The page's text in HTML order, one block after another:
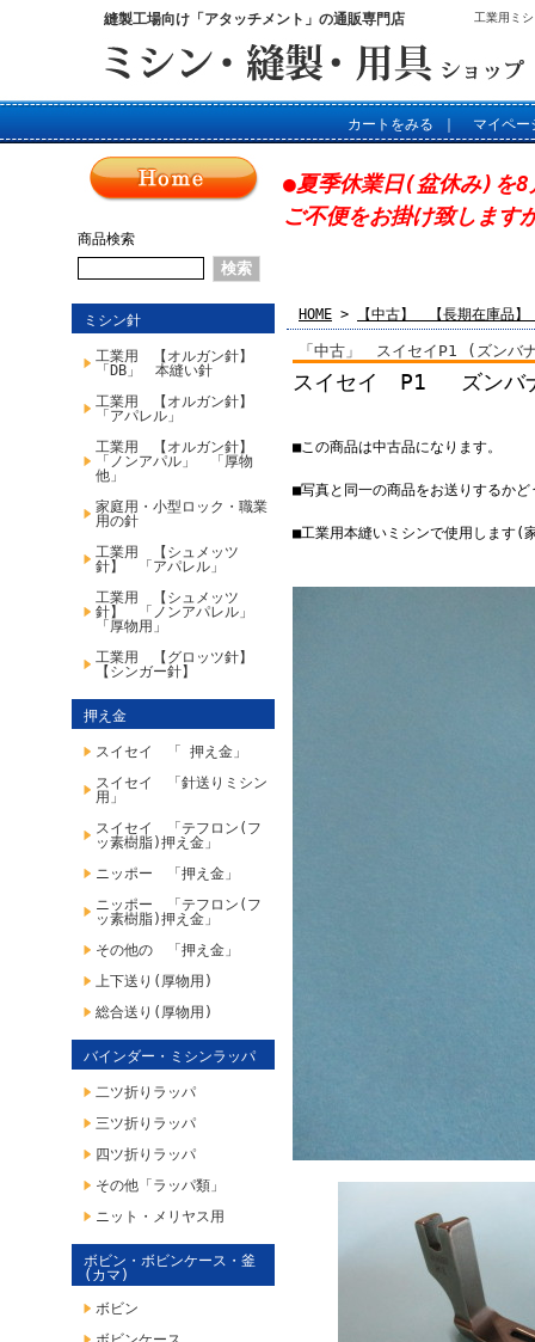
縫製工場向け「アタッチメント」の通販専門店 工業用ミ
カートをみる マイペー
商品検索
ミシン針
工業用 【オルガン針】
「DB」 本縫い針
工業用 【オルガン針】
「アパレル」
工業用 【オルガン針】
「ノンアパル」 「厚物
他」
家庭用・小型ロック・職業
用の針
工業用 【シュメッツ
針】 「アパレル」
工業用 【シュメッツ
針】 「ノンアパレル」
「厚物用」
工業用 【グロッツ針】
【シンガー針】
押え金
スイセイ 「 押え金」
スイセイ 「針送りミシン
用」
スイセイ 「テフロン(フ
ッ素樹脂)押え金」
ニッポー 「押え金」
ニッポー 「テフロン(フ
ッ素樹脂)押え金」
その他の 「押え金」
上下送り(厚物用)
総合送り(厚物用)
バインダー・ミシンラッパ
二ツ折りラッパ
三ツ折りラッパ
四ツ折りラッパ
その他「ラッパ類」
ニット・メリヤス用
ボビン・ボビンケース・釜
(カマ)
ボビン
●夏季休業日(盆休み)を
ご不便をお掛け致します
HOME > 【中古】 【長期在庫品
「中古」 スイセイP1 (ズンバ
スイセイ P1 ズンバナ
■この商品は中古品になります。
■写真と同一の商品をお送りするか
■工業用本縫いミシンで使用します(